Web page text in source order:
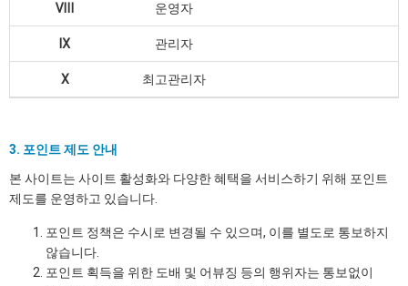
Ⅷ 운영자
Ⅸ 관리자
Ⅹ 최고관리자
3. 포인트 제도 안내
본 사이트는 사이트 활성화와 다양한 혜택을 서비스하기 위해 포인트
제도를 운영하고 있습니다.
포인트 정책은 수시로 변경될 수 있으며, 이를 별도로 통보하지
않습니다.
포인트 획득을 위한 도배 및 어뷰징 등의 행위자는 통보없이